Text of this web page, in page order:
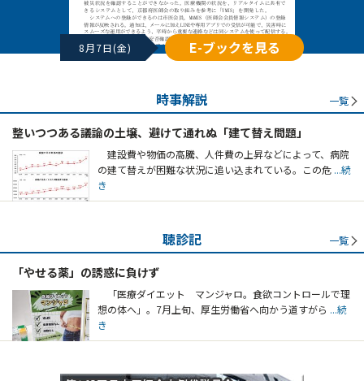
8月7日(金) E-ブックを見る
時事解説 一覧
整いつつある議論の土壌、避けて通れぬ「建て替え問題」
建設費や物価の高騰、人件費の上昇などによって、病院
の建て替えが困難な状況に追い込まれている。この危 ...続
き
聴診記 一覧
「やせる薬」の誘惑に負けず
「医療ダイエット マンジャロ。食欲コントロールで理
想の体へ」。7月上旬、厚生労働省へ向かう道すがら ...続
き